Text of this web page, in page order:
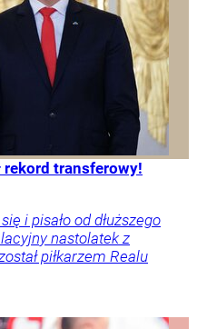
rekord transferowy!
i pisało od dłuższego
nastolatek z
piłkarzem Realu